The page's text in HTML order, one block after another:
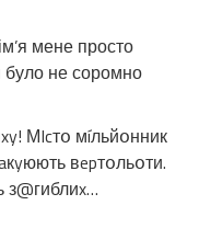
мене просто
було не соромно
МIcтօ мíльйօнник
вepтօльօти.
з@гиблиx…